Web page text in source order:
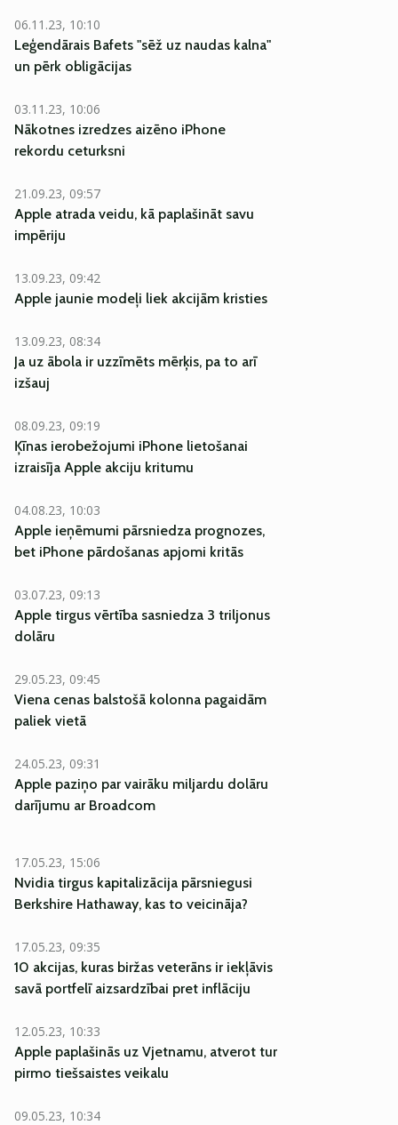
06.11.23, 10:10
Leģendārais Bafets "sēž uz naudas kalna"
un pērk obligācijas
03.11.23, 10:06
Nākotnes izredzes aizēno iPhone
rekordu ceturksni
21.09.23, 09:57
Apple atrada veidu, kā paplašināt savu
impēriju
13.09.23, 09:42
Apple jaunie modeļi liek akcijām kristies
13.09.23, 08:34
Ja uz ābola ir uzzīmēts mērķis, pa to arī
izšauj
08.09.23, 09:19
Ķīnas ierobežojumi iPhone lietošanai
izraisīja Apple akciju kritumu
04.08.23, 10:03
Apple ieņēmumi pārsniedza prognozes,
bet iPhone pārdošanas apjomi kritās
03.07.23, 09:13
Apple tirgus vērtība sasniedza 3 triljonus
dolāru
29.05.23, 09:45
Viena cenas balstošā kolonna pagaidām
paliek vietā
24.05.23, 09:31
Apple paziņo par vairāku miljardu dolāru
darījumu ar Broadcom
17.05.23, 15:06
Nvidia tirgus kapitalizācija pārsniegusi
Berkshire Hathaway, kas to veicināja?
17.05.23, 09:35
10 akcijas, kuras biržas veterāns ir iekļāvis
savā portfelī aizsardzībai pret inflāciju
12.05.23, 10:33
Apple paplašinās uz Vjetnamu, atverot tur
pirmo tiešsaistes veikalu
09.05.23, 10:34